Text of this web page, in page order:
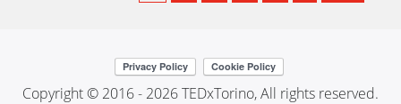
Copyright © 2016 - 2026 TEDxTorino, All rights reserved.